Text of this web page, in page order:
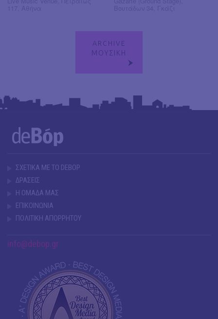
ARCHIVE
ΜΟΥΣΙΚΗ
ΣΧΕΤΙΚΑ ΜΕ ΤΟ DEBOP
ΔΡΑΣΕΙΣ
Η ΟΜΑΔΑ ΜΑΣ
ΕΠΙΚΟΙΝΩΝΙΑ
ΠΟΛΙΤΙΚΗ ΑΠΟΡΡΗΤΟΥ
info@debop.gr